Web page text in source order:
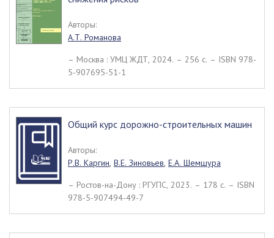
Авторы:
А.Т. Романова
– Москва : УМЦ ЖДТ, 2024. – 256 c. – ISBN 978-
5-907695-51-1
Общий курс дорожно-строительных машин
Авторы:
Р.В. Каргин, В.Е. Зиновьев, Е.А. Шемшура
– Ростов-на-Дону : РГУПС, 2023. – 178 c. – ISBN
978-5-907494-49-7